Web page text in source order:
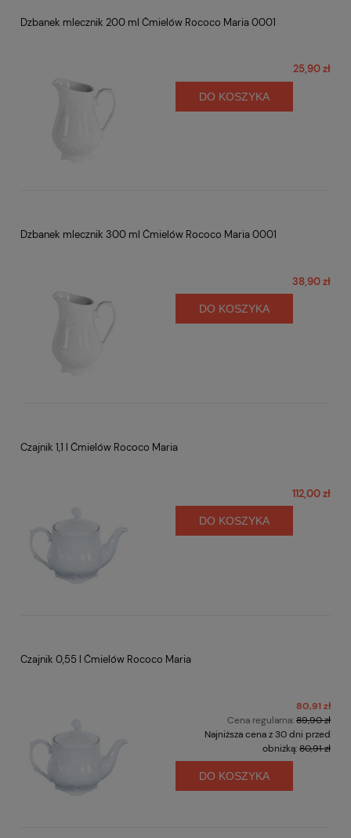
Dzbanek mlecznik 200 ml Ćmielów Rococo Maria 0001
25,90 zł
DO KOSZYKA
Dzbanek mlecznik 300 ml Ćmielów Rococo Maria 0001
38,90 zł
DO KOSZYKA
Czajnik 1,1 l Ćmielów Rococo Maria
112,00 zł
DO KOSZYKA
Czajnik 0,55 l Ćmielów Rococo Maria
80,91 zł
Cena regularna:89,90 zł
Najniższa cena z 30 dni przed
obniżką:80,91 zł
DO KOSZYKA